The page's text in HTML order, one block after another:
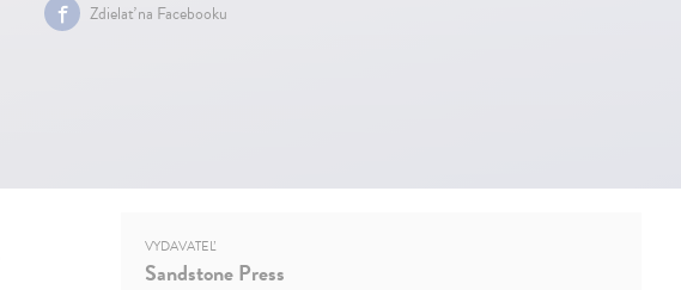
Zdielať na Facebooku
VYDAVATEĽ
Sandstone Press